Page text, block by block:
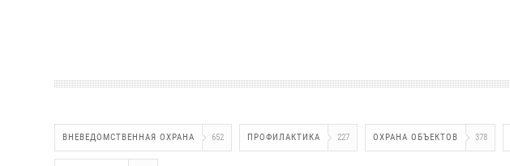
ВНЕВЕДОМСТВЕННАЯ ОХРАНА 652 ПРОФИЛАКТИКА 227 ОХРАНА ОБЪЕКТОВ 378